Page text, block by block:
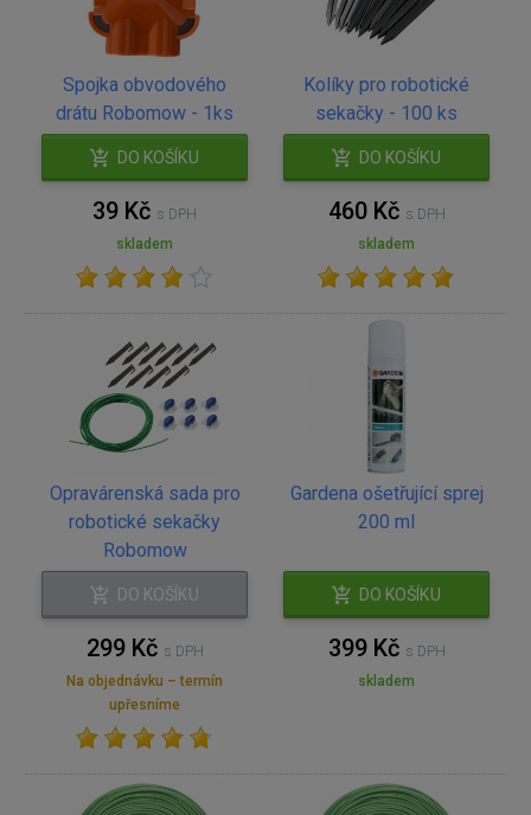
Spojka obvodového
drátu Robomow - 1ks
DO KOŠÍKU
39 Kč s DPH
skladem
Kolíky pro robotické
sekačky - 100 ks
DO KOŠÍKU
460 Kč s DPH
skladem
Opravárenská sada pro
robotické sekačky
Robomow
DO KOŠÍKU
299 Kč s DPH
Na objednávku – termín
upřesníme
Gardena ošetřující sprej
200 ml
DO KOŠÍKU
399 Kč s DPH
skladem